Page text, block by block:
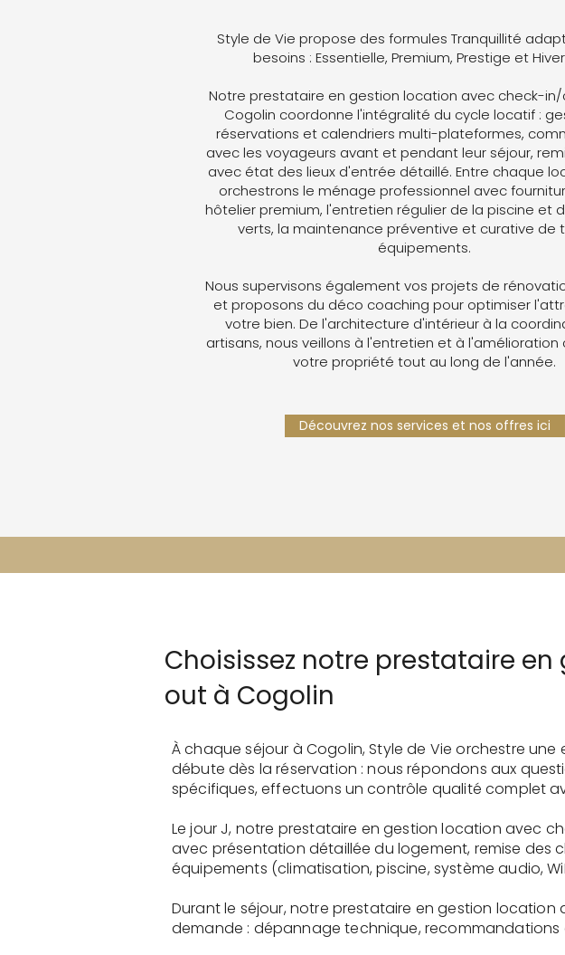
Style de Vie propose des formules Tranquillité
besoins : Essentielle, Premium, Prestige et
Notre prestataire en gestion location avec check-
Cogolin coordonne l'intégralité du cycle locatif :
réservations et calendriers multi-plateformes,
avec les voyageurs avant et pendant leur séjour,
avec état des lieux d'entrée détaillé. Entre chaque
orchestrons le ménage professionnel avec
hôtelier premium, l'entretien régulier de la piscine et
verts, la maintenance préventive et curative de
équipements.
Nous supervisons également vos projets de
et proposons du déco coaching pour optimiser
votre bien. De l'architecture d'intérieur à la
artisans, nous veillons à l'entretien et à l'amélioration
votre propriété tout au long de l'année.
Découvrez nos services et nos offres ici
Choisissez notre prestataire
out à Cogolin
À chaque séjour à Cogolin, Style de Vie orchestre
débute dès la réservation : nous répondons aux
spécifiques, effectuons un contrôle qualité complet
Le jour J, notre prestataire en gestion location avec
avec présentation détaillée du logement, remise des
équipements (climatisation, piscine, système audio,
Durant le séjour, notre prestataire en gestion
demande : dépannage technique,